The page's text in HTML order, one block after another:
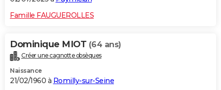
Famille FAUGUEROLLES
Dominique MIOT (64 ans)
Créer une cagnotte obsèques
Naissance
21/02/1960 à Romilly-sur-Seine